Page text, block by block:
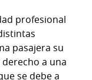
profesional
pasajera su
a una
se debe a